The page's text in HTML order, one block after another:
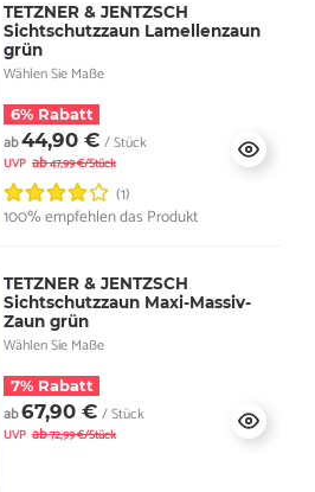
TETZNER & JENTZSCH
Sichtschutzzaun Lamellenzaun
grün
Wählen Sie Maße
6% Rabatt
ab44,90 € / Stück
UVP ab47,99 €/Stück
(1)
100% empfehlen das Produkt
TETZNER & JENTZSCH
Sichtschutzzaun Maxi-Massiv-
Zaun grün
Wählen Sie Maße
7% Rabatt
ab67,90 € / Stück
UVP ab72,99 €/Stück